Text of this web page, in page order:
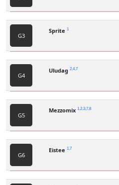
G3
Sprite 1
G4
Uludag 2,4,7
G5
Mezzomix 1,2,3,7,8
G6
Eistee 1,7